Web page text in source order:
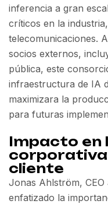
inferencia a gran
críticos en la
telecomunicaciones.
socios externos,
pública, este
infraestructura de IA
maximizara la
para futuras
Impacto
corporativa
cliente
Jonas Ahlström, CEO
enfatizado la